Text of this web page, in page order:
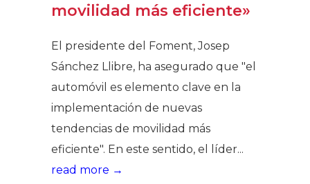
movilidad más eficiente»
El presidente del Foment, Josep
Sánchez Llibre, ha asegurado que "el
automóvil es elemento clave en la
implementación de nuevas
tendencias de movilidad más
eficiente". En este sentido, el líder...
read more →